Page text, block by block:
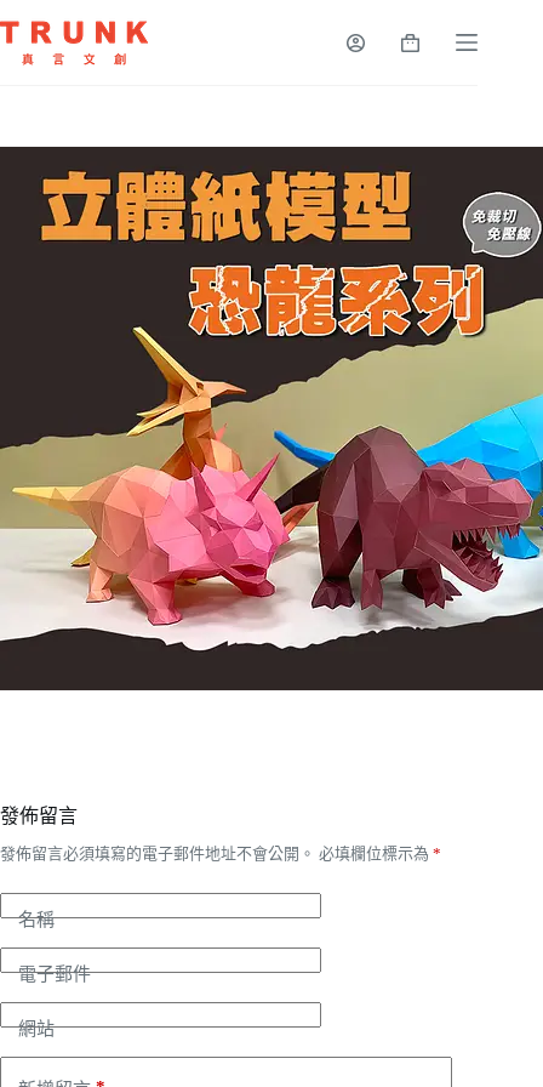
發佈留言
發佈留言必須填寫的電子郵件地址不會公開。 必填欄位標示為 *
名稱
電子郵件
網站